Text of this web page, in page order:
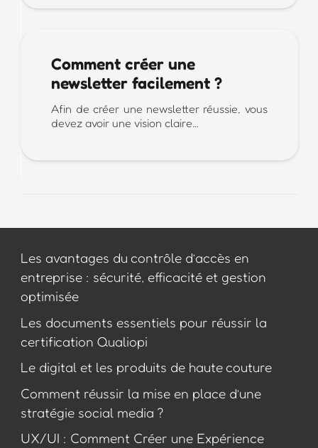
Comment créer une
newsletter facilement ?
Afin de créer une newsletter réussie, vous
devez avoir une vision claire…
Les avantages du contrôle d’accès en
entreprise : sécurité, efficacité et gestion
optimisée
Les documents essentiels pour réussir la
certification Qualiopi
Le digital et les produits de haute couture
Comment réussir la mise en place d’une
stratégie social media ?
UX/UI : Comment Créer une Expérience